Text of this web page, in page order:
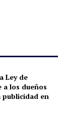
Ley de
los dueños
publicidad en